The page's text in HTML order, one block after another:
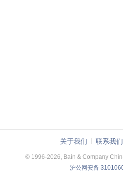
关于我们 联系我们
© 1996-2026, Bain & Company
沪公网安备